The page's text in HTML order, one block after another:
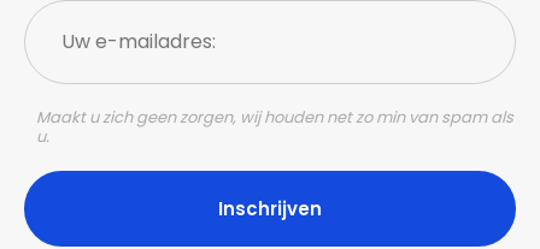
Uw
e-
mailadres:
Maakt u zich geen zorgen, wij houden net zo min van spam als
u.